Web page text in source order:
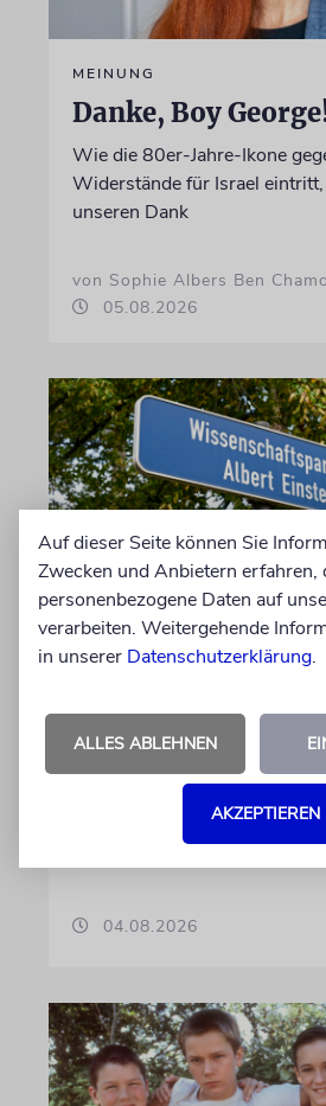
MEINUNG
Danke, Boy
Wie die 80er-Jahre-Ikone
Widerstände für Israel
unseren Dank
von Sophie Albers Ben Chamo
05.08.2026
POTSDAM
Forschung zu NS-
International bekannte
haben ihren Sitz auf dem
Telegrafenberg. Ihre
04.08.2026
Auf dieser Seite können Sie
Zwecken und Anbietern erfahren,
personenbezogene Daten auf
verarbeiten. Weitergehende
in unserer Datenschutzerklärung.
ALLES ABLEHNEN
AKZEPTIEREN